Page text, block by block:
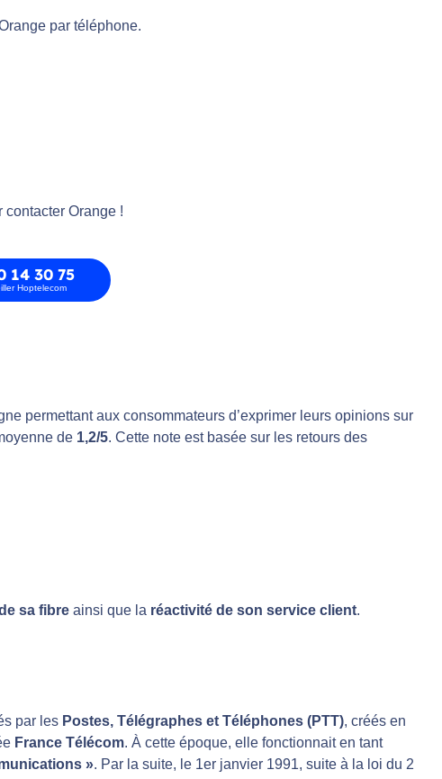
par téléphone.
contacter Orange !
14 30 75
Hoptelecom
permettant aux consommateurs d’exprimer leurs opinions sur
de 1,2/5. Cette note est basée sur les retours des
sa fibre ainsi que la réactivité de son service client.
par les Postes, Télégraphes et Téléphones (PTT), créés en
France Télécom. À cette époque, elle fonctionnait en tant
». Par la suite, le 1er janvier 1991, suite à la loi du 2